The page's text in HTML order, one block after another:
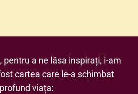
pentru a ne lăsa inspirați, i-am
cartea care le-a schimbat
profund viața: